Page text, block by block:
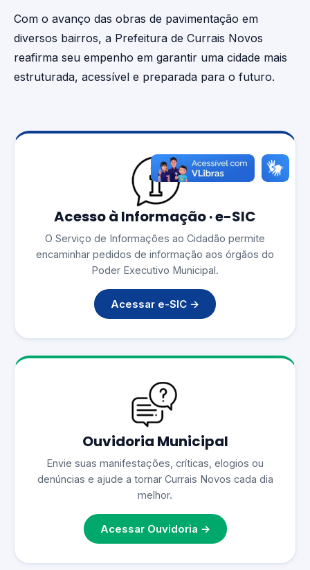
Com o avanço das obras de pavimentação em
diversos bairros, a Prefeitura de Currais Novos
reafirma seu empenho em garantir uma cidade mais
estruturada, acessível e preparada para o futuro.
Acesso à Informação · e-SIC
O Serviço de Informações ao Cidadão permite
encaminhar pedidos de informação aos órgãos do
Poder Executivo Municipal.
Acessar e-SIC →
Ouvidoria Municipal
Envie suas manifestações, críticas, elogios ou
denúncias e ajude a tornar Currais Novos cada dia
melhor.
Acessar Ouvidoria →